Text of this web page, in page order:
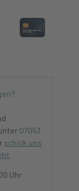
07053
schick uns
Uhr